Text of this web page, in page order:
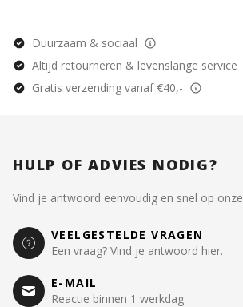
Duurzaam & sociaal
Altijd retourneren & levenslange service
Gratis verzending vanaf €40,-
HULP OF ADVIES NODIG?
Vind je antwoord eenvoudig en snel op onze
VEELGESTELDE VRAGEN
Een vraag? Vind je antwoord hier.
E-MAIL
Reactie binnen 1 werkdag